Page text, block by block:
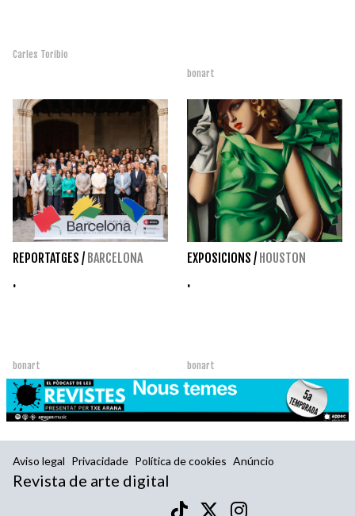
Carles Toribio
bonart
REPORTATGES / BARCELONA
.
bonart
EXPOSICIONS / HOUSTON
.
bonart
Aviso legal Privacidade Política de cookies Anúncio
Revista de arte digital